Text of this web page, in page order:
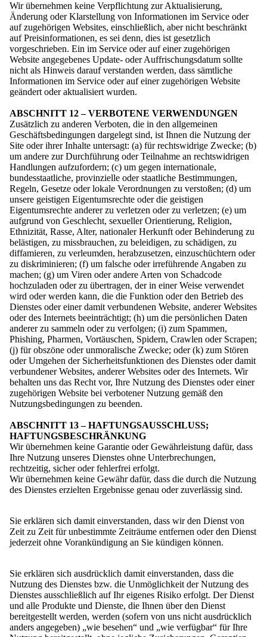
Wir übernehmen keine Verpflichtung zur Aktualisierung,
Änderung oder Klarstellung von Informationen im Service oder
auf zugehörigen Websites, einschließlich, aber nicht beschränkt
auf Preisinformationen, es sei denn, dies ist gesetzlich
vorgeschrieben. Ein im Service oder auf einer zugehörigen
Website angegebenes Update- oder Auffrischungsdatum sollte
nicht als Hinweis darauf verstanden werden, dass sämtliche
Informationen im Service oder auf einer zugehörigen Website
geändert oder aktualisiert wurden.
ABSCHNITT 12 – VERBOTENE VERWENDUNGEN
Zusätzlich zu anderen Verboten, die in den allgemeinen
Geschäftsbedingungen dargelegt sind, ist Ihnen die Nutzung der
Site oder ihrer Inhalte untersagt: (a) für rechtswidrige Zwecke; (b)
um andere zur Durchführung oder Teilnahme an rechtswidrigen
Handlungen aufzufordern; (c) um gegen internationale,
bundesstaatliche, provinzielle oder staatliche Bestimmungen,
Regeln, Gesetze oder lokale Verordnungen zu verstoßen; (d) um
unsere geistigen Eigentumsrechte oder die geistigen
Eigentumsrechte anderer zu verletzen oder zu verletzen; (e) um
aufgrund von Geschlecht, sexueller Orientierung, Religion,
Ethnizität, Rasse, Alter, nationaler Herkunft oder Behinderung zu
belästigen, zu missbrauchen, zu beleidigen, zu schädigen, zu
diffamieren, zu verleumden, herabzusetzen, einzuschüchtern oder
zu diskriminieren; (f) um falsche oder irreführende Angaben zu
machen; (g) um Viren oder andere Arten von Schadcode
hochzuladen oder zu übertragen, der in einer Weise verwendet
wird oder werden kann, die die Funktion oder den Betrieb des
Dienstes oder einer damit verbundenen Website, anderer Websites
oder des Internets beeinträchtigt; (h) um die persönlichen Daten
anderer zu sammeln oder zu verfolgen; (i) zum Spammen,
Phishing, Pharmen, Vortäuschen, Spidern, Crawlen oder Scrapen;
(j) für obszöne oder unmoralische Zwecke; oder (k) zum Stören
oder Umgehen der Sicherheitsfunktionen des Dienstes oder damit
verbundener Websites, anderer Websites oder des Internets. Wir
behalten uns das Recht vor, Ihre Nutzung des Dienstes oder einer
zugehörigen Website bei verbotener Nutzung gemäß den
Nutzungsbedingungen zu beenden.
ABSCHNITT 13 – HAFTUNGSAUSSCHLUSS;
HAFTUNGSBESCHRÄNKUNG
Wir übernehmen keine Garantie oder Gewährleistung dafür, dass
Ihre Nutzung unseres Dienstes ohne Unterbrechungen,
rechtzeitig, sicher oder fehlerfrei erfolgt.
Wir übernehmen keine Gewähr dafür, dass die durch die Nutzung
des Dienstes erzielten Ergebnisse genau oder zuverlässig sind.
Sie erklären sich damit einverstanden, dass wir den Dienst von
Zeit zu Zeit für unbestimmte Zeiträume entfernen oder den Dienst
jederzeit ohne Vorankündigung an Sie kündigen können.
Sie erklären sich ausdrücklich damit einverstanden, dass die
Nutzung des Dienstes bzw. die Unmöglichkeit der Nutzung des
Dienstes ausschließlich auf Ihr eigenes Risiko erfolgt. Der Dienst
und alle Produkte und Dienste, die Ihnen über den Dienst
bereitgestellt werden, werden (sofern von uns nicht ausdrücklich
anders angegeben) „wie besehen“ und „wie verfügbar“ für Ihre